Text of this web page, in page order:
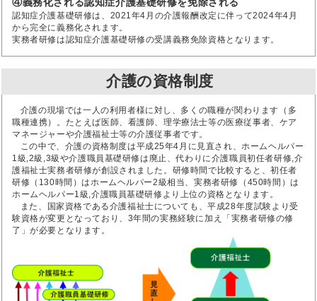
④義務化される認知症介護基礎研修を免除される
認知症介護基礎研修は、2021年4月の介護報酬改定に伴って2024年4月
から完全に義務化されます。
実務者研修は認知症介護基礎研修の受講義務免除資格となります。
介護の資格制度
介護の現場では一人の利用者様に対し、多くの職種が関わります（多
職種連携）。たとえば医師、看護師、理学療法士等の医療従事者、ケア
マネージャーや介護福祉士等の介護従事者です。
この中で、介護の資格制度は平成25年4月に見直され、ホームヘルパー
1級,2級,3級や介護職員基礎研修は廃止、代わりに介護職員初任者研修,介
護福祉士実務者研修が創設されました。研修時間で比較すると、初任者
研修（130時間）はホームヘルパー2級相当、実務者研修（450時間）は
ホームヘルパー1級,介護職員基礎研修より上位の資格となります。
また、国家資格である介護福祉士についても、平成28年度試験より受
験資格が変更となっており、3年間の実務経験に加え「実務者研修の修
了」が必要となります。